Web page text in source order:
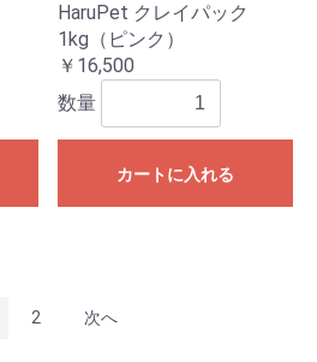
HaruPet クレイパック
1kg（ピンク）
￥16,500
数量
カートに入れる
2 次へ